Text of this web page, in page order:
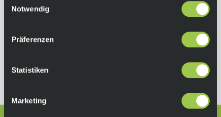
Notwendig
Präferenzen
Statistiken
Marketing
655,00 €
Lieferzeit: Auf Anfrage
Art.-Nr.: 119518